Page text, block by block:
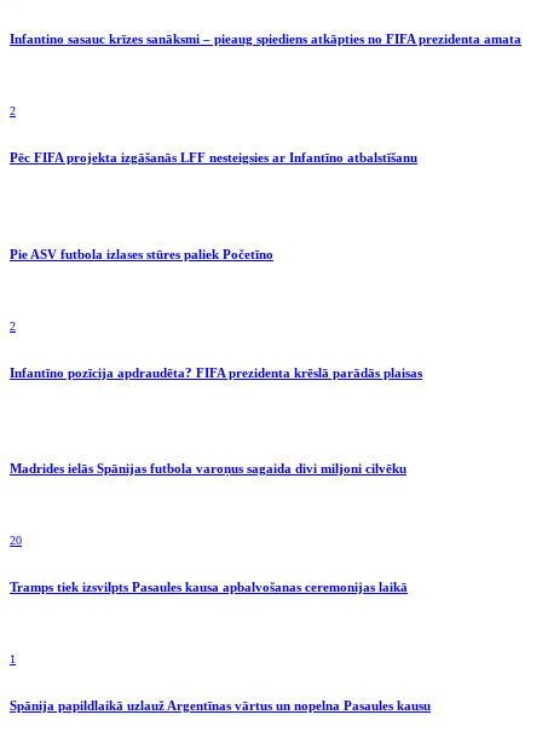
Infantino sasauc krīzes sanāksmi – pieaug spiediens atkāpties no FIFA prezidenta amata
2
Pēc FIFA projekta izgāšanās LFF nesteigsies ar Infantīno atbalstīšanu
Pie ASV futbola izlases stūres paliek Početīno
2
Infantīno pozīcija apdraudēta? FIFA prezidenta krēslā parādās plaisas
Madrides ielās Spānijas futbola varoņus sagaida divi miljoni cilvēku
20
Tramps tiek izsvilpts Pasaules kausa apbalvošanas ceremonijas laikā
1
Spānija papildlaikā uzlauž Argentīnas vārtus un nopelna Pasaules kausu